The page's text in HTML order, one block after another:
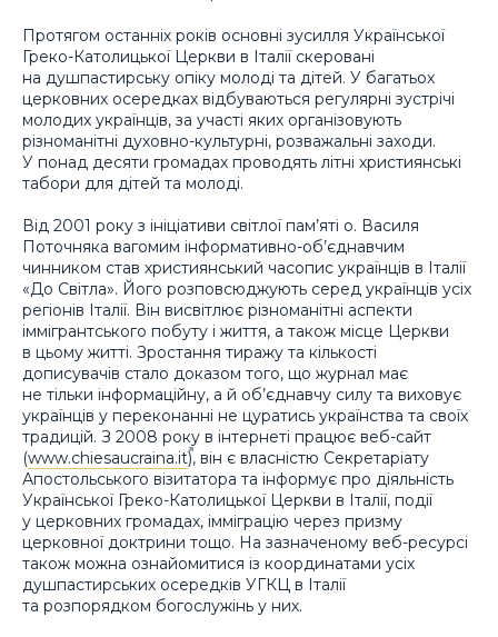
Протягом останніх років основні зусилля Української
Греко-Католицької Церкви в Італії скеровані
на душпастирську опіку молоді та дітей. У багатьох
церковних осередках відбуваються регулярні зустрічі
молодих українців, за участі яких організовують
різноманітні духовно-культурні, розважальні заходи.
У понад десяти громадах проводять літні християнські
табори для дітей та молоді.
Від 2001 року з ініціативи світлої пам’яті о. Василя
Поточняка вагомим інформативно-об’єднавчим
чинником став християнський часопис українців в Італії
«До Світла». Його розповсюджують серед українців усіх
регіонів Італії. Він висвітлює різноманітні аспекти
іммігрантського побуту і життя, а також місце Церкви
в цьому житті. Зростання тиражу та кількості
дописувачів стало доказом того, що журнал має
не тільки інформаційну, а й об’єднавчу силу та виховує
українців у переконанні не цуратись українства та своїх
традицій. З 2008 року в інтернеті працює веб-сайт
(www.chiesaucraina.it), він є власністю Секретаріату
Апостольського візитатора та інформує про діяльність
Української Греко-Католицької Церкви в Італії, події
у церковних громадах, імміграцію через призму
церковної доктрини тощо. На зазначеному веб-ресурсі
також можна ознайомитися із координатами усіх
душпастирських осередків УГКЦ в Італії
та розпорядком богослужінь у них.